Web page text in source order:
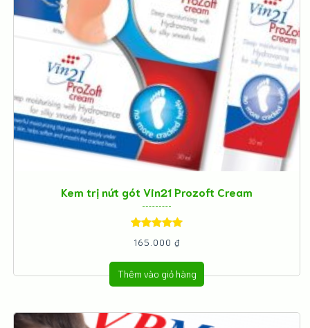
Kem trị nứt gót Vin21 Prozoft Cream
Được xếp
hạng5.005
sao
165.000₫
Thêm vào giỏ hàng